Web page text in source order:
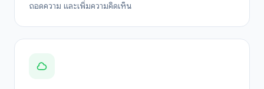
ถอดความ และเพิ่มความคิดเห็น